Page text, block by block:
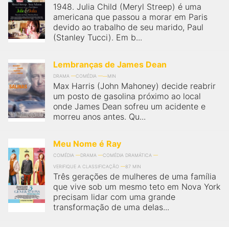
1948. Julia Child (Meryl Streep) é uma
americana que passou a morar em Paris
devido ao trabalho de seu marido, Paul
(Stanley Tucci). Em b...
Lembranças de James Dean
DRAMA COMÉDIA MIN
Max Harris (John Mahoney) decide reabrir
um posto de gasolina próximo ao local
onde James Dean sofreu um acidente e
morreu anos antes. Qu...
Meu Nome é Ray
COMÉDIA DRAMA
COMÉDIA DRAMÁTICA
VERIFIQUE A CLASSIFICAÇÃO
87 MIN
Três gerações de mulheres de uma família
que vive sob um mesmo teto em Nova York
precisam lidar com uma grande
transformação de uma delas...